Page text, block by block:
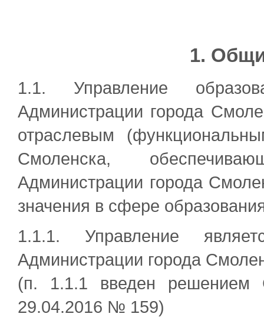
1.
1.1. Управление
Администрации города
отраслевым
Смоленска,
Администрации города
значения в сфере
1.1.1. Управление
Администрации города
(п. 1.1.1 введен решением
29.04.2016 № 159)